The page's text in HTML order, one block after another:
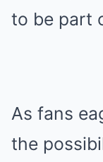
to be part
As fans
the